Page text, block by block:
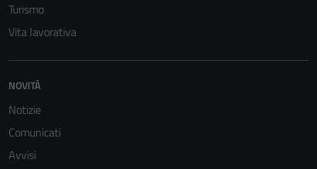
Turismo
Vita lavorativa
NOVITÀ
Notizie
Comunicati
Avvisi